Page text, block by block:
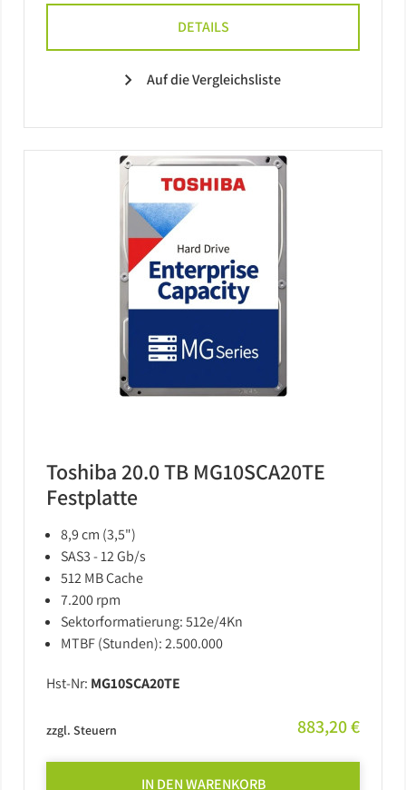
DETAILS
Auf die Vergleichsliste
Toshiba 20.0 TB MG10SCA20TE
Festplatte
8,9 cm (3,5")
SAS3 - 12 Gb/s
512 MB Cache
7.200 rpm
Sektorformatierung: 512e/4Kn
MTBF (Stunden): 2.500.000
Hst-Nr: MG10SCA20TE
zzgl. Steuern 883,20 €
IN DEN WARENKORB